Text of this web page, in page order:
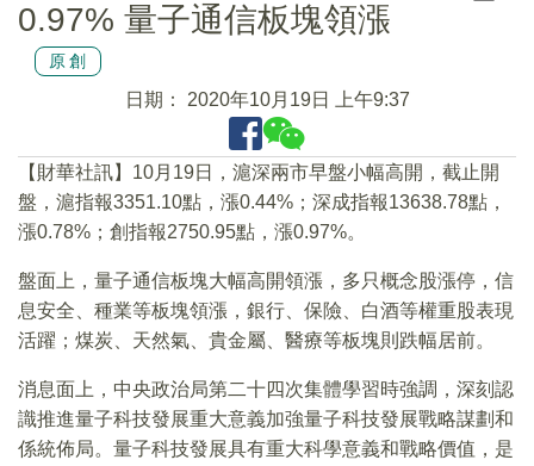
0.97% 量子通信板塊領漲
原創
日期： 2020年10月19日 上午9:37
【財華社訊】10月19日，滬深兩市早盤小幅高開，截止開
盤，滬指報3351.10點，漲0.44%；深成指報13638.78點，
漲0.78%；創指報2750.95點，漲0.97%。
盤面上，量子通信板塊大幅高開領漲，多只概念股漲停，信
息安全、種業等板塊領漲，銀行、保險、白酒等權重股表現
活躍；煤炭、天然氣、貴金屬、醫療等板塊則跌幅居前。
消息面上，中央政治局第二十四次集體學習時強調，深刻認
識推進量子科技發展重大意義加強量子科技發展戰略謀劃和
係統佈局。量子科技發展具有重大科學意義和戰略價值，是